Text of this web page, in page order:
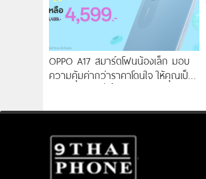
OPPO A17 สมาร์ตโฟนน้องเล็ก มอบ
ความคุ้มค่ากว่าราคาโดนใจ ให้คุณเป็น